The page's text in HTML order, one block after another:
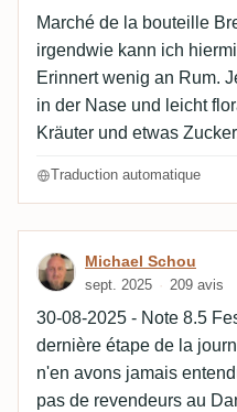
Marché de la bouteille
irgendwie kann ich
Erinnert wenig an Rum.
in der Nase und leicht
Kräuter und etwas
Traduction automatique
Avis de Michael
Michael Schou
sept. 2025 209 avis
30-08-2025 - Note 8.5
dernière étape de la
n'en avons jamais
pas de revendeurs au